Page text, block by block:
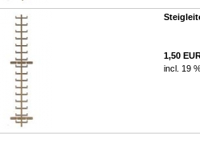
1,50
incl. 19